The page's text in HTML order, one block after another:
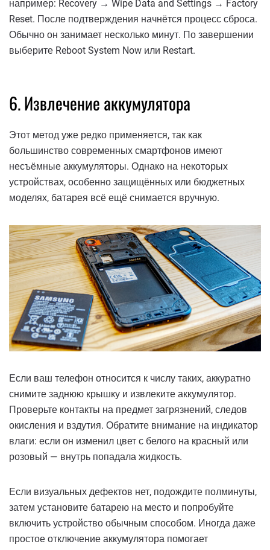
например: Recovery → Wipe Data and Settings → Factory
Reset. После подтверждения начнётся процесс сброса.
Обычно он занимает несколько минут. По завершении
выберите Reboot System Now или Restart.
6. Извлечение аккумулятора
Этот метод уже редко применяется, так как
большинство современных смартфонов имеют
несъёмные аккумуляторы. Однако на некоторых
устройствах, особенно защищённых или бюджетных
моделях, батарея всё ещё снимается вручную.
Если ваш телефон относится к числу таких, аккуратно
снимите заднюю крышку и извлеките аккумулятор.
Проверьте контакты на предмет загрязнений, следов
окисления и вздутия. Обратите внимание на индикатор
влаги: если он изменил цвет с белого на красный или
розовый — внутрь попадала жидкость.
Если визуальных дефектов нет, подождите полминуты,
затем установите батарею на место и попробуйте
включить устройство обычным способом. Иногда даже
простое отключение аккумулятора помогает